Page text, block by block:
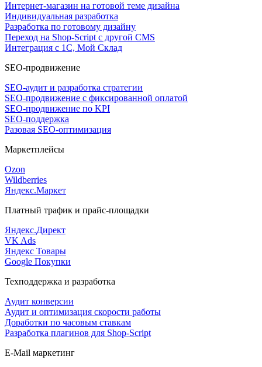
Интернет-магазин на готовой теме дизайна
Индивидуальная разработка
Разработка по готовому дизайну
Переход на Shop-Script с другой CMS
Интеграция с 1С, Мой Склад
SEO-продвижение
SEO-аудит и разработка стратегии
SEO-продвижение с фиксированной оплатой
SEO-продвижение по KPI
SEO-поддержка
Разовая SEO-оптимизация
Маркетплейсы
Ozon
Wildberries
Яндекс.Маркет
Платный трафик и прайс-площадки
Яндекс.Директ
VK Ads
Яндекс Товары
Google Покупки
Техподдержка и разработка
Аудит конверсии
Аудит и оптимизация скорости работы
Доработки по часовым ставкам
Разработка плагинов для Shop-Script
E-Mail маркетинг